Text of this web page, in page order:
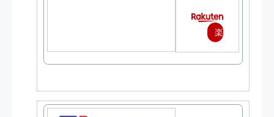
楽
天
購